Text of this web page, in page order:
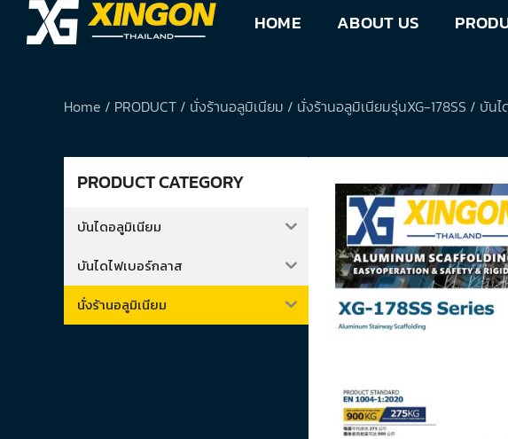
content
HOME ABOUT US
Home / PRODUCT / นั่งร้านอลูมิเนียม / นั่งร้านอลูมิเนียมรุ่นXG-178SS / บันไ
PRODUCT CATEGORY
บันไดอลูมิเนียม
บันไดไฟเบอร์กลาส
นั่งร้านอลูมิเนียม